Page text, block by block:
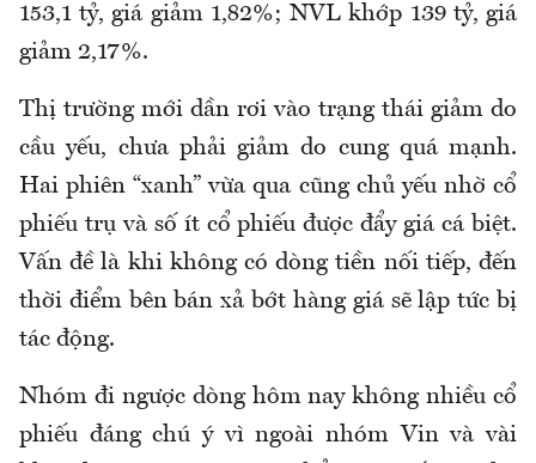
153,1 tỷ, giá giảm 1,82%; NVL khớp 139 tỷ, giá
giảm 2,17%.
Thị trường mới dần rơi vào trạng thái giảm do
cầu yếu, chưa phải giảm do cung quá mạnh.
Hai phiên “xanh” vừa qua cũng chủ yếu nhờ cổ
phiếu trụ và số ít cổ phiếu được đẩy giá cá biệt.
Vấn đề là khi không có dòng tiền nối tiếp, đến
thời điểm bên bán xả bớt hàng giá sẽ lập tức bị
tác động.
Nhóm đi ngược dòng hôm nay không nhiều cổ
phiếu đáng chú ý vì ngoài nhóm Vin và vài